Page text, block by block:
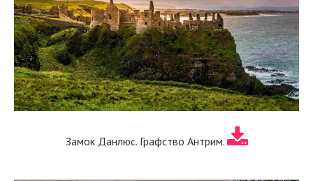
Замок Данлюс. Графство Антрим.